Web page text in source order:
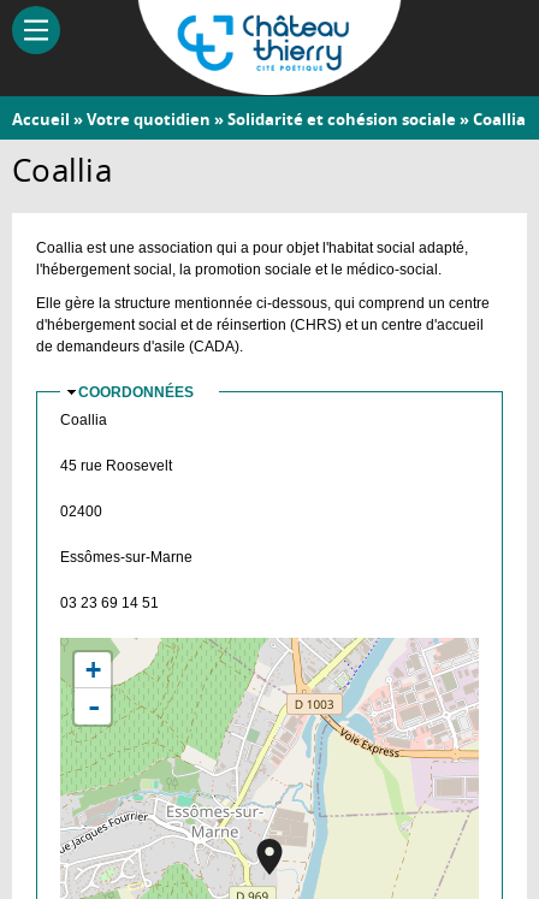
Aller
contenu
Château-
Vous
êtes
ici
Accueil »Votre quotidien »Solidarité et cohésion sociale» Coallia
Coallia
Coallia est une association qui a pour objet l'habitat social adapté,
l'hébergement social, la promotion sociale et le médico-social.
Elle gère la structure mentionnée ci-dessous, qui comprend un centre
d'hébergement social et de réinsertion (CHRS) et un centre d'accueil
de demandeurs d'asile (CADA).
MASQUER
COORDONNÉES
Coallia
45 rue Roosevelt
02400
Essômes-sur-Marne
03 23 69 14 51
+
-